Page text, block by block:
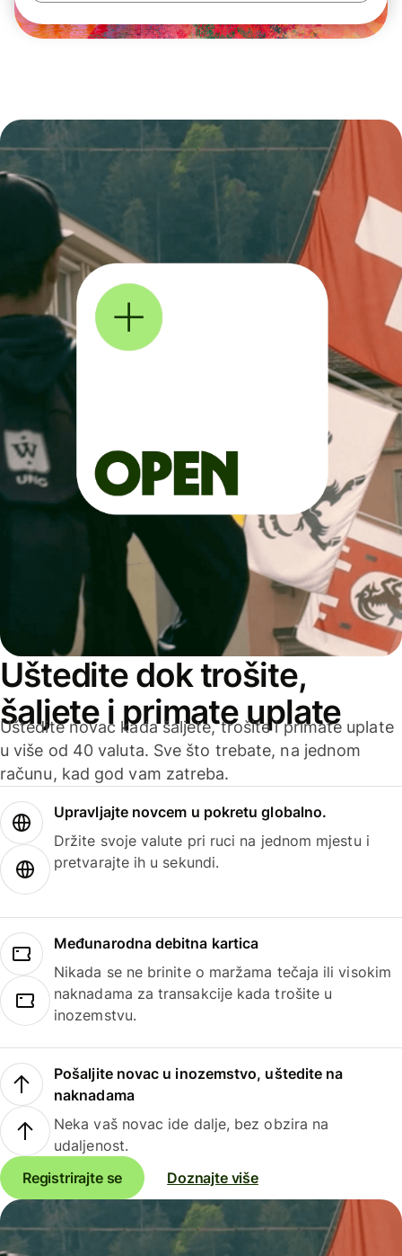
Uštedite dok trošite,
šaljete i primate uplate
Uštedite novac kada šaljete, trošite i primate uplate
u više od 40 valuta. Sve što trebate, na jednom
računu, kad god vam zatreba.
Upravljajte novcem u pokretu globalno.
Držite svoje valute pri ruci na jednom mjestu i
pretvarajte ih u sekundi.
Međunarodna debitna kartica
Nikada se ne brinite o maržama tečaja ili visokim
naknadama za transakcije kada trošite u
inozemstvu.
Pošaljite novac u inozemstvo, uštedite na
naknadama
Neka vaš novac ide dalje, bez obzira na
udaljenost.
Registrirajte se
Doznajte više